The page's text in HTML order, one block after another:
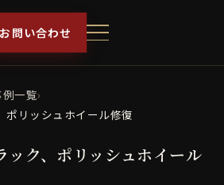
お問い合わせ
例一覧›
ポリッシュホイール修復
ック、ポリッシュホイール